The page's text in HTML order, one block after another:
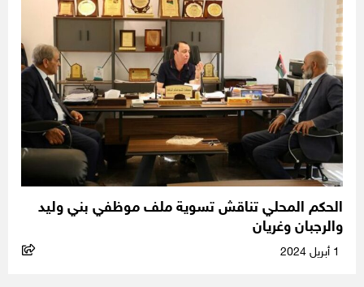
الحكم المحلي تناقش تسوية ملف موظفي بني وليد
والرجبان وغريان